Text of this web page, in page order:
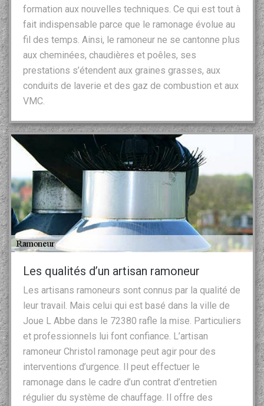
formation aux nouvelles techniques. Ce qui est tout à
fait indispensable parce que le ramonage évolue au
fil des temps. Ainsi, le ramoneur ne se cantonne plus
aux cheminées, chaudières et poêles, ses
prestations s’étendent aux graines grasses, aux
conduits de laverie et des gaz de combustion et aux
VMC.
Les qualités d’un artisan ramoneur
Les artisans ramoneurs sont connus par la qualité de
leur travail. Mais celui qui est basé dans la ville de
Joue L Abbe dans le 72380 rafle la mise. Particuliers
et professionnels lui font confiance. L’artisan
ramoneur Christol ramonage peut agir pour des
interventions d’urgence. Il peut effectuer le
ramonage dans le cadre d’un contrat d’entretien
régulier du système de chauffage. Il offre des